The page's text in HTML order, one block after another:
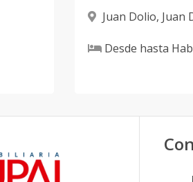
Juan Dolio, Juan
Desde hasta